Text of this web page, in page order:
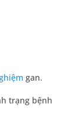
gan.
trạng bệnh